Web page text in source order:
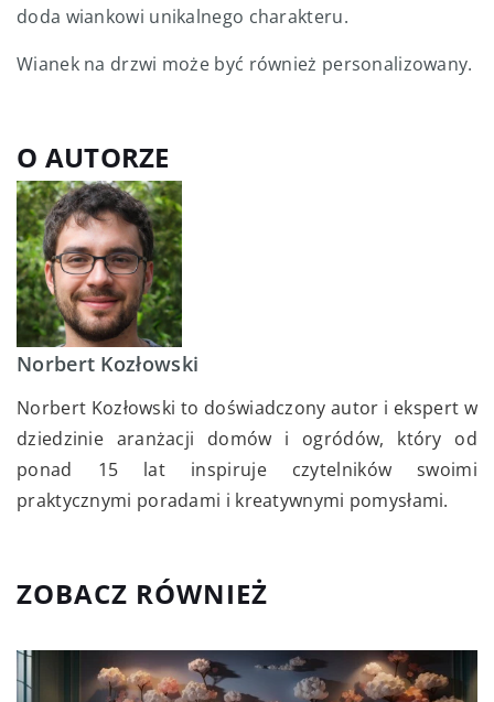
doda wiankowi unikalnego charakteru.
Wianek na drzwi może być również personalizowany.
O AUTORZE
Norbert Kozłowski
Norbert Kozłowski to doświadczony autor i ekspert w
dziedzinie aranżacji domów i ogródów, który od
ponad 15 lat inspiruje czytelników swoimi
praktycznymi poradami i kreatywnymi pomysłami.
ZOBACZ RÓWNIEŻ